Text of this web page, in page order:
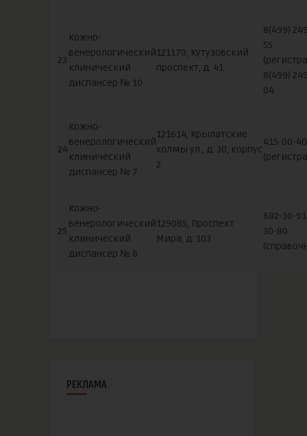
23
Кожно-
венерологический
клинический
диспансер № 10
121170, Кутузовский
проспект, д. 41
8(499)
55
8(499)
04
24
Кожно-
венерологический
клинический
диспансер № 7
121614, Крылатские
холмы ул., д. 30, корпус
2
415-00-40
25
Кожно-
венерологический
клинический
диспансер № 8
129085, Проспект
Мира, д. 103
682-30-
30-80
РЕКЛАМА